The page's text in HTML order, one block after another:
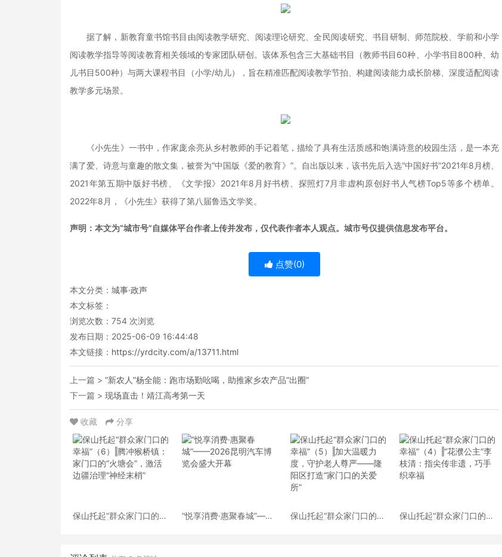
据了解，新教育童书馆书目由阅读教学研究、阅读理论研究、全民阅读研究、书目研制、师范院校、学前和小学
阅读教学指导等阅读教育相关领域的专家团队研创。该体系包含三大基础书目（教师书目60种、小学书目800种、幼
儿书目500种）与两大课程书目（小学/幼儿），旨在精准匹配阅读教学节拍、构建阅读能力成长阶梯、深度适配阅读
教学多元场景。
《小先生》一书中，作家庞余亮从乡村教师的手记着笔，描绘了具有生活质感和饱满诗意的校园生活，是一本充
满了爱、诗意与童趣的散文集，被誉为“中国版《爱的教育》”。自出版以来，该书先后入选“中国好书”2021年8月榜、
2021年第五期中版好书榜、《文学报》2021年8月好书榜、探照灯7月非虚构原创好书人气榜Top5等多个榜单。
2022年8月，《小先生》获得了第八届鲁迅文学奖。
声明：本文为“城市号”自媒体平台作者上传并发布，仅代表作者本人观点。城市号仅提供信息发布平台。
点赞(0)
本文分类： 城事·政声
本文标签：
浏览次数： 754 次浏览
发布日期：2025-06-09 16:44:48
本文链接： https://yrdcity.com/a/13711.html
上一篇 > “新农人”杨全能：跑市场勤吆喝，助推家乡农产品“出圈”
下一篇 > 现场直击！靖江高考第一天
收藏 分享
保山托起“群众家门口的幸
“悦享消费·惠聚春城”——
保山托起“群众家门口的幸
保山托起“群众家门口的幸